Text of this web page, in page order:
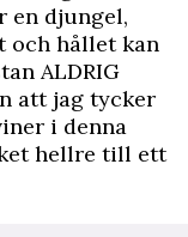
en djungel,
och hållet kan
ALDRIG
att jag tycker
i denna
hellre till ett